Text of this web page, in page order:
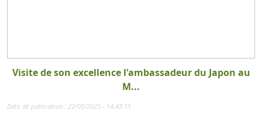
Visite de son excellence l'ambassadeur du Japon au
M...
Date de publication : 22/05/2025 - 14:43:15